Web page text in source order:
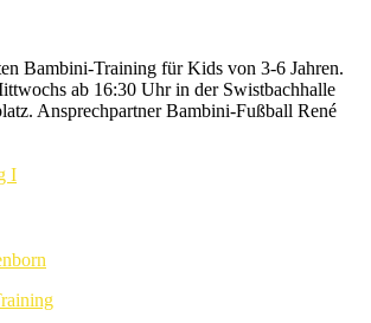
Bambini-Training für Kids von 3-6 Jahren.
ab 16:30 Uhr in der Swistbachhalle
Ansprechpartner Bambini-Fußball René
I